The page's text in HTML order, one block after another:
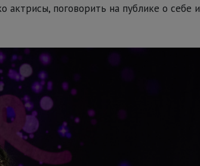
актрисы, поговорить на публике о себе и